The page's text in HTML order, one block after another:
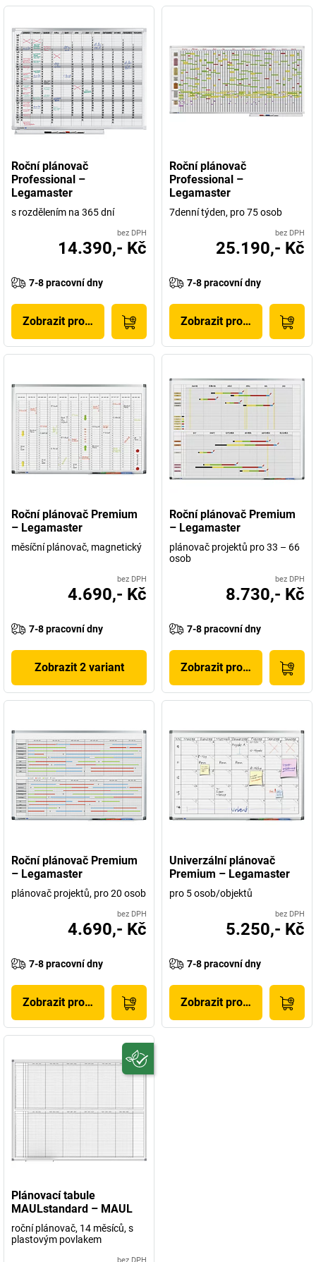
Roční plánovač
Professional –
Legamaster
s rozdělením na 365 dní
bez DPH
14.390,- Kč
7-8 pracovní dny
Zobrazit produkt
Roční plánovač
Professional –
Legamaster
7denní týden, pro 75 osob
bez DPH
25.190,- Kč
7-8 pracovní dny
Zobrazit produkt
Roční plánovač Premium
– Legamaster
měsíční plánovač, magnetický
bez DPH
4.690,- Kč
7-8 pracovní dny
Zobrazit 2 variant
Roční plánovač Premium
– Legamaster
plánovač projektů pro 33 – 66
osob
bez DPH
8.730,- Kč
7-8 pracovní dny
Zobrazit produkt
Roční plánovač Premium
– Legamaster
plánovač projektů, pro 20 osob
bez DPH
4.690,- Kč
7-8 pracovní dny
Zobrazit produkt
Univerzální plánovač
Premium – Legamaster
pro 5 osob/objektů
bez DPH
5.250,- Kč
7-8 pracovní dny
Zobrazit produkt
Plánovací tabule
MAULstandard – MAUL
roční plánovač, 14 měsíců, s
plastovým povlakem